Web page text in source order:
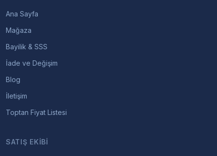
Ana Sayfa
Mağaza
Bayilik & SSS
İade ve Değişim
Blog
İletişim
Toptan Fiyat Listesi
SATIŞ EKIBI